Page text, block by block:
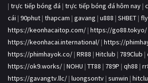
| trực tiếp bóng đá | trực tiếp bóng đá hôm nay |
cái | 90phut | thapcam | gavang | u888 | SHBET |
https://keonhacaitop.com/ | https://go88.tokyo/
https://keonhacai.international/ | https://
https://phimhayok.co/ | RR88 | Hitclub | 789Club |
https://ok9.works/ | NOHU | TT88 | 789P | qh88 |
https://gavangtv.llc/ | luongsontv | sunwin |